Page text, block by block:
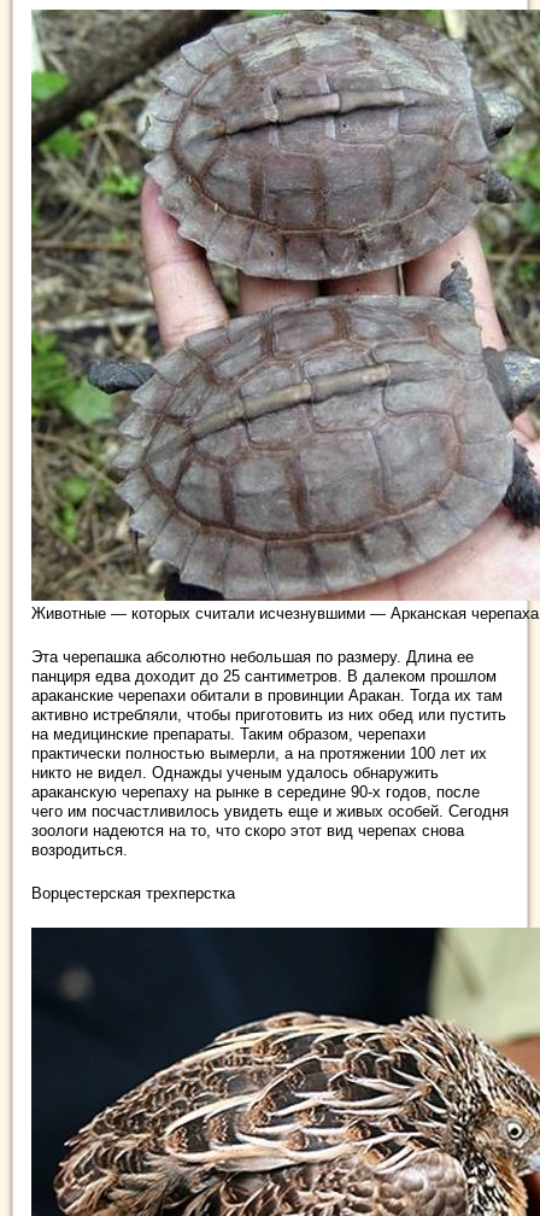
Животные — которых считали исчезнувшими — Арканская черепаха
Эта черепашка абсолютно небольшая по размеру. Длина ее
панциря едва доходит до 25 сантиметров. В далеком прошлом
араканские черепахи обитали в провинции Аракан. Тогда их там
активно истребляли, чтобы приготовить из них обед или пустить
на медицинские препараты. Таким образом, черепахи
практически полностью вымерли, а на протяжении 100 лет их
никто не видел. Однажды ученым удалось обнаружить
араканскую черепаху на рынке в середине 90-х годов, после
чего им посчастливилось увидеть еще и живых особей. Сегодня
зоологи надеются на то, что скоро этот вид черепах снова
возродиться.
Ворцестерская трехперстка